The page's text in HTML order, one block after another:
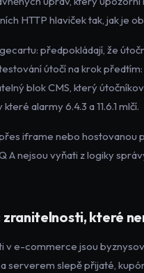
HTTP hlaviček tak, jak je
předpokládají, že
útočí na krok
blok CMS, který
alarmy 6.4.3 a 11.6.1 mlčí.
iframe nebo hostovanou
A nejsou vyňati z logiky
které
v e-commerce jsou
serverem slepě přijaté,